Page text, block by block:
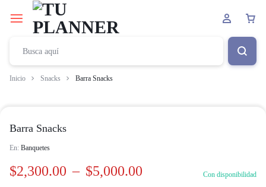
Inicio Snacks Barra Snacks
Barra Snacks
En: Banquetes
$2,300.00 – $5,000.00 Con disponibilidad